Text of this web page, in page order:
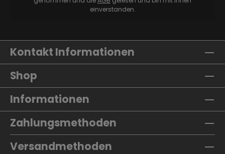
einverstanden.
Kontakt Informationen
Shop
Informationen
Zahlungsmethoden
Versandmethoden